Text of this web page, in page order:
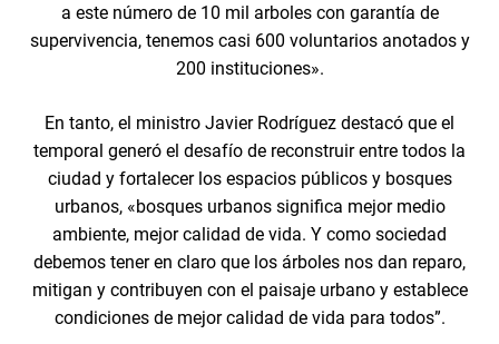
a este número de 10 mil arboles con garantía de
supervivencia, tenemos casi 600 voluntarios anotados y
200 instituciones».
En tanto, el ministro Javier Rodríguez destacó que el
temporal generó el desafío de reconstruir entre todos la
ciudad y fortalecer los espacios públicos y bosques
urbanos, «bosques urbanos significa mejor medio
ambiente, mejor calidad de vida. Y como sociedad
debemos tener en claro que los árboles nos dan reparo,
mitigan y contribuyen con el paisaje urbano y establece
condiciones de mejor calidad de vida para todos”.